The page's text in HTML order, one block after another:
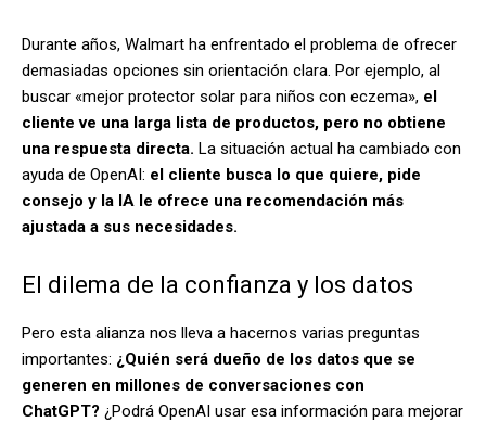
Durante años, Walmart ha enfrentado el problema de ofrecer
demasiadas opciones sin orientación clara. Por ejemplo, al
buscar «mejor protector solar para niños con eczema», el
cliente ve una larga lista de productos, pero no obtiene
una respuesta directa. La situación actual ha cambiado con
ayuda de OpenAI: el cliente busca lo que quiere, pide
consejo y la IA le ofrece una recomendación más
ajustada a sus necesidades.
El dilema de la confianza y los datos
Pero esta alianza nos lleva a hacernos varias preguntas
importantes: ¿Quién será dueño de los datos que se
generen en millones de conversaciones con
ChatGPT? ¿Podrá OpenAI usar esa información para mejorar